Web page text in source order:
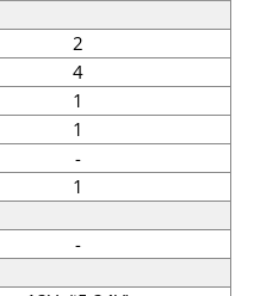
2
4
1
1
-
1
-